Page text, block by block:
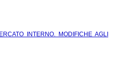
INTERNO. MODIFICHE AGLI